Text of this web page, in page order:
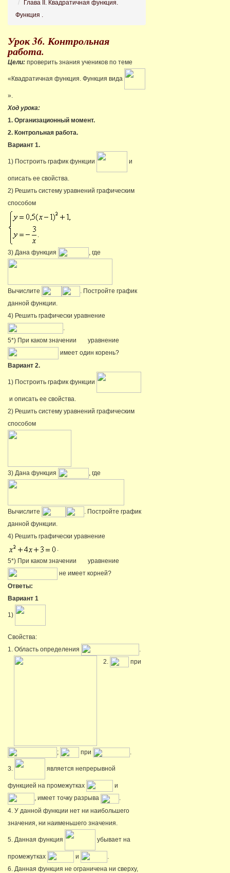
Глава II. Квадратичная функция.
Функция .
Урок 36. Контрольная
работа.
Цели: проверить знания учеников по теме
«Квадратичная функция. Функция вида
».
Ход урока:
1. Организационный момент.
2. Контрольная работа.
Вариант 1.
1) Построить график функции и
описать ее свойства.
2) Решить систему уравнений графическим
способом
3) Дана функция , где
Вычислите
. Постройте график
данной функции.
4) Решить графически уравнение
.
5*) При каком значении
уравнение
имеет один корень?
Вариант 2.
1) Построить график функции
и описать ее свойства.
2) Решить систему уравнений графическим
способом
3) Дана функция , где
Вычислите
. Постройте график
данной функции.
4) Решить графически уравнение
.
5*) При каком значении
уравнение
не имеет корней?
Ответы:
Вариант 1
1)
Свойства:
1. Область определения
2.
при
; при .
3. является непрерывной
функцией на промежутках
и
, имеет точку разрыва
.
4. У данной функции нет ни наибольшего
значения, ни наименьшего значения.
5. Данная функция убывает на
промежутках и
6. Данная функция не ограничена ни сверху,